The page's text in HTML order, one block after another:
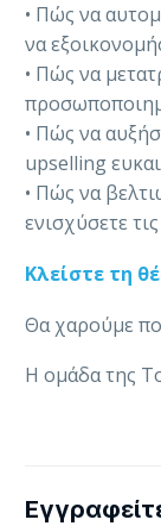
• Πώς να
να
• Πώς να
• Πώς να
upselling
• Πώς να
ενισχύσετε
Κλείστε τη
Θα χαρούμε
Η ομάδα της